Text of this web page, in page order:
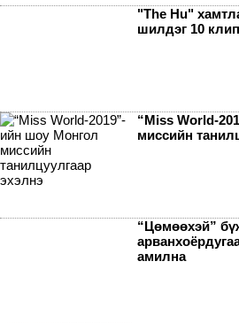
"The Hu"
шилдэг 10
“Miss World-
миссийн
“Цөмөөхэй”
амилна